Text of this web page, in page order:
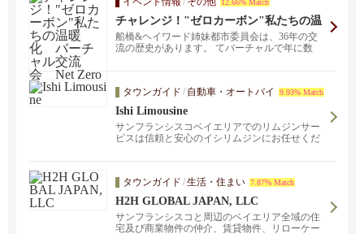
12.66% Match
チャレンジ！"ゼロカーボン"私たちの温
暖化 バーチャル交流会 Net Zero Carb
on Dioxide Emissions Chall...
船橋&ヘイワード姉妹都市委員会は、36年の交
流の歴史があります。 てバーチャルで年に数
タウンガイド / 自動車・オートバイ 9.93% Match
Ishi Limousine
サンフランシスコベイエリアでのリムジンサー
ビスは信頼と安心のイシリムジンにお任せくだ
ントレー· カーメルでお過ごしになるのは如何で
しょうか。 フレンドリーなドライバーがご満足
の頂けるサービスを提供させて頂きます。
タウンガイド /生活・住まい 7.87% Match
H2H GLOBAL JAPAN, LLC
サンフランシスコと周辺のベイエリア全域の住
宅及び商業物件の仲介、賃貸物件、リローケー